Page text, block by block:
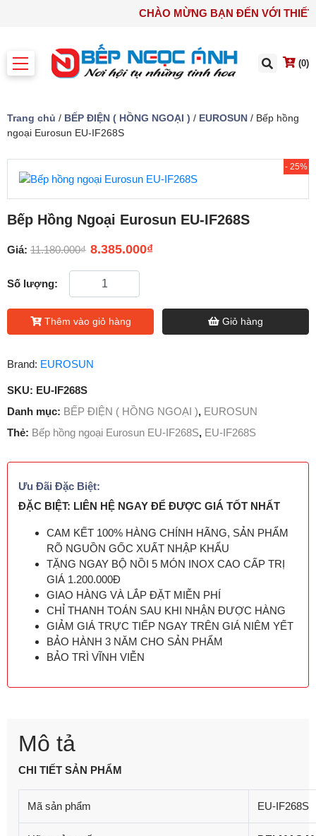
CHÀO MỪNG BẠN ĐẾN VỚI
(0)
Trang chủ / BẾP ĐIỆN ( HỒNG NGOẠI ) / EUROSUN / Bếp hồng
ngoại Eurosun EU-IF268S
- 25%
Bếp Hồng Ngoại Eurosun EU-IF268S
Giá: 11.180.000₫ 8.385.000₫
Số lượng:
Thêm vào giỏ hàng Giỏ hàng
Brand: EUROSUN
SKU: EU-IF268S
Danh mục: BẾP ĐIỆN ( HỒNG NGOẠI ), EUROSUN
Thẻ: Bếp hồng ngoại Eurosun EU-IF268S, EU-IF268S
Ưu Đãi Đặc Biệt:
ĐẶC BIỆT: LIÊN HỆ NGAY ĐỂ ĐƯỢC GIÁ TỐT NHẤT
CAM KẾT 100% HÀNG CHÍNH HÃNG, SẢN PHẨM
RÕ NGUỒN GỐC XUẤT NHẬP KHẨU
TẶNG NGAY BỘ NỒI 5 MÓN INOX CAO CẤP TRỊ
GIÁ 1.200.000Đ
GIAO HÀNG VÀ LẮP ĐẶT MIỄN PHÍ
CHỈ THANH TOÁN SAU KHI NHẬN ĐƯỢC HÀNG
GIẢM GIÁ TRỰC TIẾP NGAY TRÊN GIÁ NIÊM YẾT
BẢO HÀNH 3 NĂM CHO SẢN PHẨM
BẢO TRÌ VĨNH VIỄN
Mô tả
CHI TIẾT SẢN PHẨM
Mã sản phẩm EU-IF268S